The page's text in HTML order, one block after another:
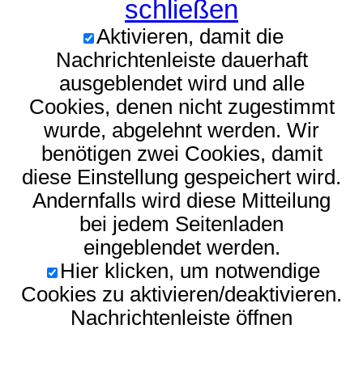
schließen
Aktivieren, damit die
Nachrichtenleiste dauerhaft
ausgeblendet wird und alle
Cookies, denen nicht zugestimmt
wurde, abgelehnt werden. Wir
benötigen zwei Cookies, damit
diese Einstellung gespeichert wird.
Andernfalls wird diese Mitteilung
bei jedem Seitenladen
eingeblendet werden.
Hier klicken, um notwendige
Cookies zu aktivieren/deaktivieren.
Nachrichtenleiste öffnen